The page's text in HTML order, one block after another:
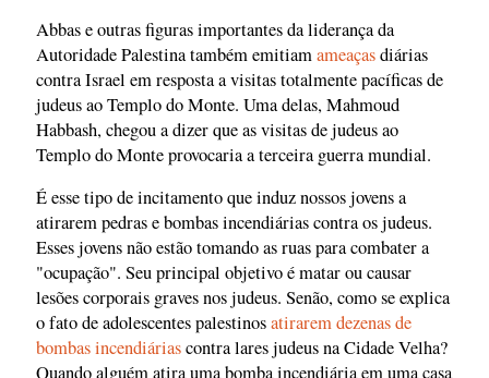
Abbas e outras figuras importantes da liderança da
Autoridade Palestina também emitiamameaçasdiárias
contra Israel em resposta a visitas totalmente pacíficas de
judeus ao Templo do Monte. Uma delas, Mahmoud
Habbash, chegou a dizer que as visitas de judeus ao
Templo do Monte provocaria a terceira guerra mundial.
É esse tipo de incitamento que induz nossos jovens a
atirarem pedras e bombas incendiárias contra os judeus.
Esses jovens não estão tomando as ruas para combater a
"ocupação". Seu principal objetivo é matar ou causar
lesões corporais graves nos judeus. Senão, como se explica
o fato de adolescentes palestinosatirarem dezenas de
bombas incendiáriascontra lares judeus na Cidade Velha?
Quando alguém atira uma bomba incendiária em uma casa